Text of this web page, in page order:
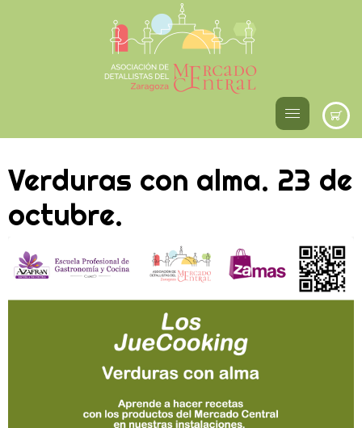
Verduras con alma. 23 de
octubre.